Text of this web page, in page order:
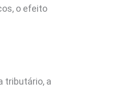
o efeito
tributário, a